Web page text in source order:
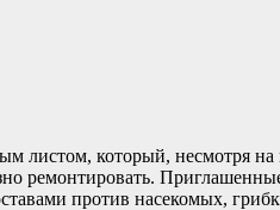
который, несмотря на
ремонтировать.
против насекомых,